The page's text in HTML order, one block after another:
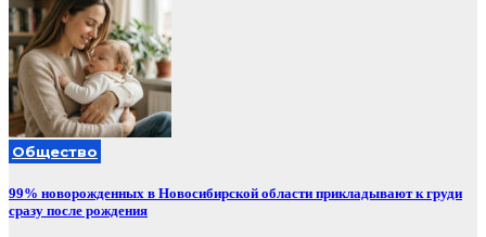
Общество
99% новорожденных в Новосибирской области прикладывают к груди
сразу после рождения